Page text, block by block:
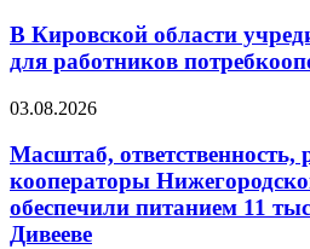
В Кировской области
для работников
03.08.2026
Масштаб, ответственность,
кооператоры
обеспечили питанием 11
Дивееве